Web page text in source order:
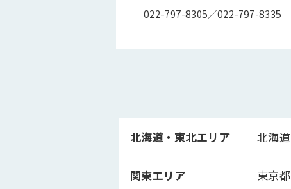
022-797-8305／022-797-8335
北海道・東北エリア 北海道
関東エリア 東京都